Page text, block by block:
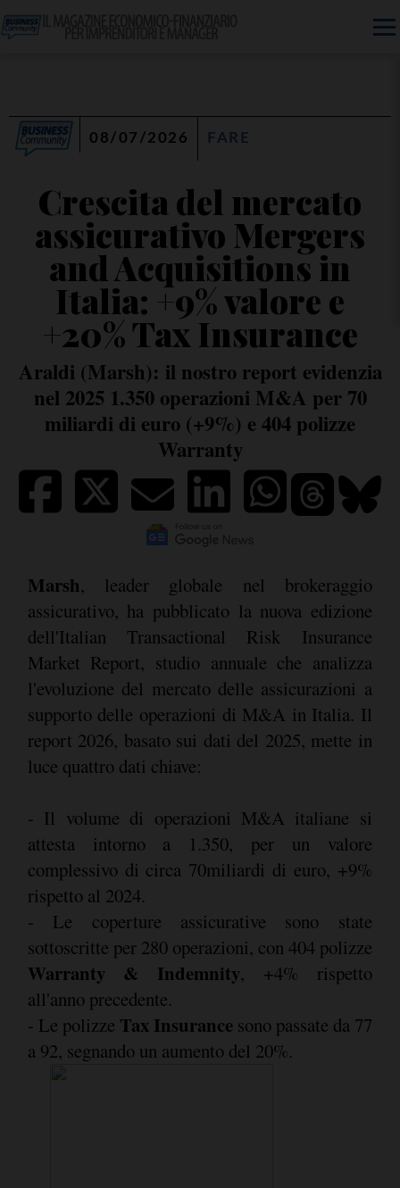
08/07/2026 FARE
Crescita del mercato
assicurativo Mergers
and Acquisitions in
Italia: +9% valore e
+20% Tax Insurance
Araldi (Marsh): il nostro report evidenzia
nel 2025 1.350 operazioni M&A per 70
miliardi di euro (+9%) e 404 polizze
Warranty
Marsh, leader globale nel brokeraggio
assicurativo, ha pubblicato la nuova edizione
dell'Italian Transactional Risk Insurance
Market Report, studio annuale che analizza
l'evoluzione del mercato delle assicurazioni a
supporto delle operazioni di M&A in Italia. Il
report 2026, basato sui dati del 2025, mette in
luce quattro dati chiave:
- Il volume di operazioni M&A italiane si
attesta intorno a 1.350, per un valore
complessivo di circa 70miliardi di euro, +9%
rispetto al 2024.
- Le coperture assicurative sono state
sottoscritte per 280 operazioni, con 404 polizze
Warranty & Indemnity, +4% rispetto
all'anno precedente.
- Le polizze Tax Insurance sono passate da 77
a 92, segnando un aumento del 20%.